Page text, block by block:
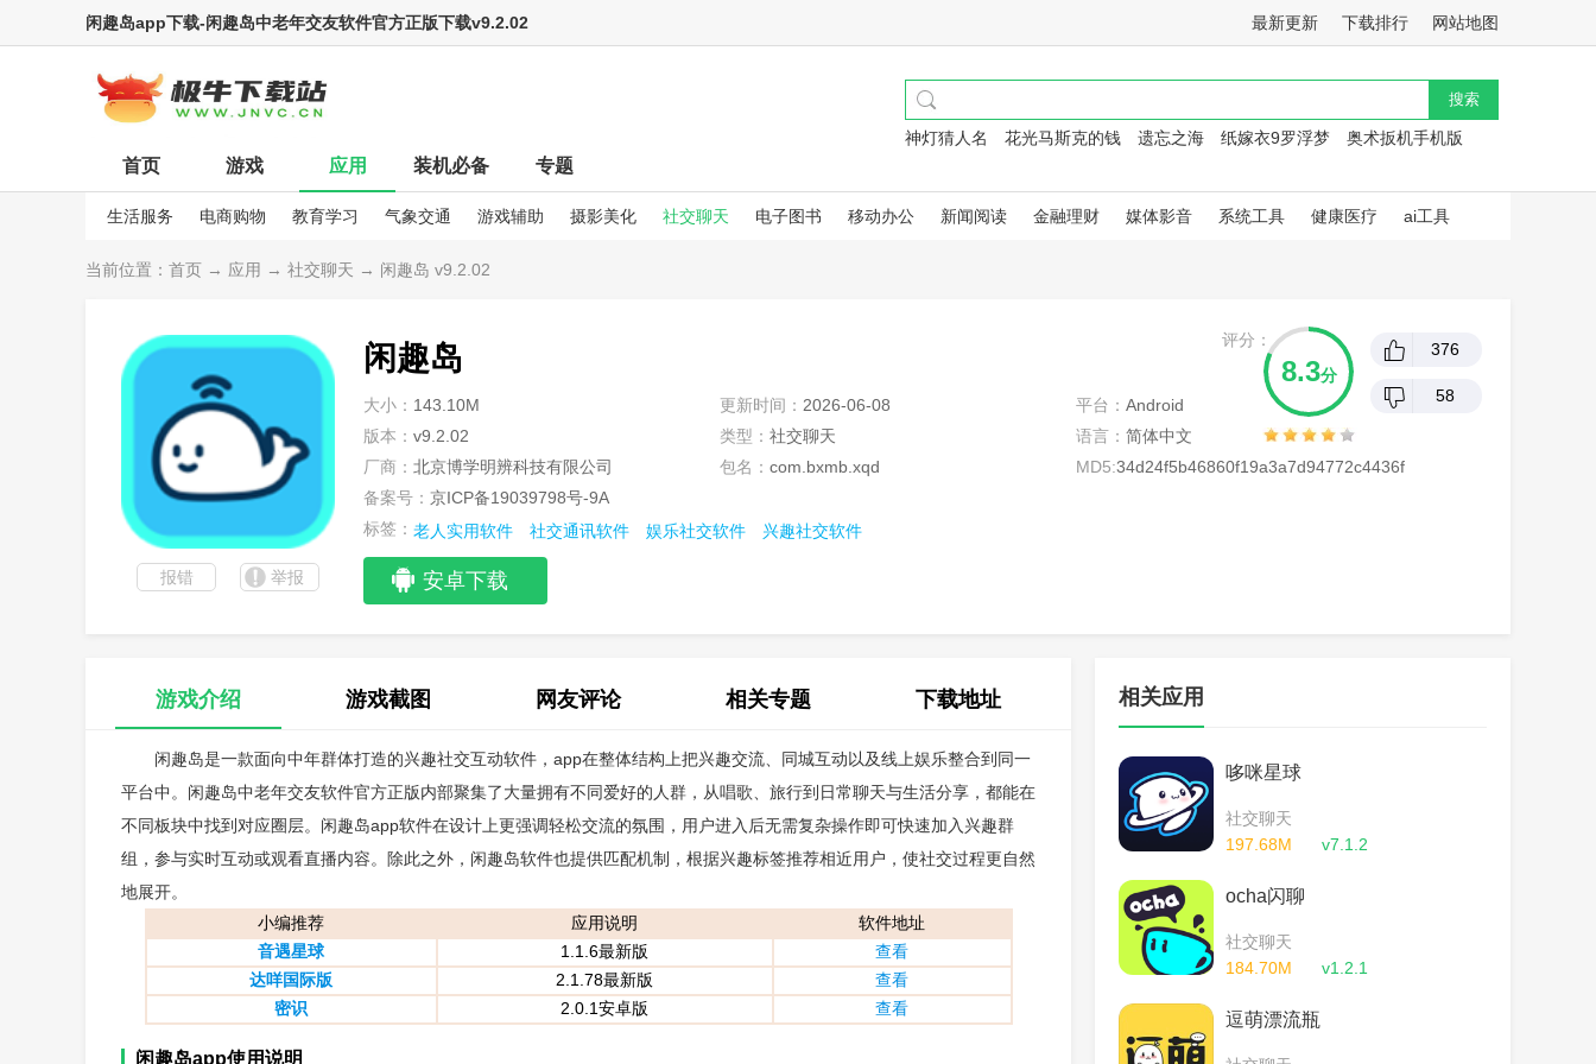
最新更新 下载排行 网站地图
闲趣岛app下载-闲趣岛中老年交友软件官方正版下载v9.2.02
神灯猜人名 花光马斯克的钱 遗忘之海 纸嫁衣9罗浮梦 奥术扳机手机版
首页 游戏 应用 装机必备 专题
生活服务 电商购物 教育学习 气象交通 游戏辅助 摄影美化 社交聊天 电子图书 移动办公 新闻阅读 金融理财 媒体影音 系统工具 健康医疗 ai工具
娱乐资讯
当前位置： 首页 → 应用 → 社交聊天 → 闲趣岛 v9.2.02
闲趣岛
大小： 143.10M 更新时间： 2026-06-08 平台： Android
版本： v9.2.02 类型： 社交聊天 语言： 简体中文
厂商： 北京博学明辨科技有限公司 包名： com.bxmb.xqd MD5:34d24f5b46860f19a3a7d94772c4436f
备案号： 京ICP备19039798号-9A
标签： 老人实用软件 社交通讯软件 娱乐社交软件 兴趣社交软件
安卓下载
评分：
8.3分
376
58
报错 举报
游戏介绍 游戏截图 网友评论
(0)
相关专题 下载地址
闲趣岛是一款面向中年群体打造的兴趣社交互动软件，app在整体结构上把兴趣交流、同城互动以及线上娱乐整合到同一
平台中。闲趣岛中老年交友软件官方正版内部聚集了大量拥有不同爱好的人群，从唱歌、旅行到日常聊天与生活分享，都能在
不同板块中找到对应圈层。闲趣岛app软件在设计上更强调轻松交流的氛围，用户进入后无需复杂操作即可快速加入兴趣群
组，参与实时互动或观看直播内容。除此之外，闲趣岛软件也提供匹配机制，根据兴趣标签推荐相近用户，使社交过程更自然
地展开。
小编推荐
应用说明
软件地址
音遇星球
1.1.6最新版
查看
达咩国际版
2.1.78最新版
查看
密识
2.0.1安卓版 查看
闲趣岛app使用说明
相关应用
哆咪星球
社交聊天
197.68M
v7.1.2
ocha闪聊
社交聊天
184.70M
v1.2.1
逗萌漂流瓶